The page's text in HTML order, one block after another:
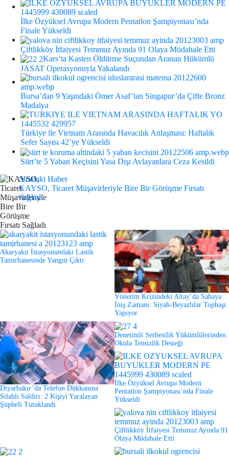
İlke Özyüksel Avrupa Modern Pentatlon Şampiyonası’nda
Finale Yükseldi
Çiftlikköy İtfaiyesi Temmuz Ayında 91 Olaya Müdahale Etti
Kars’ta Kasten Öldürme Suçundan Aranan Hükümlü
JASAT Operasyonuyla Yakalandı
Bursa’dan 9 Yaşındaki Ömer Asaf’tan Singapur’da Çifte Bronz
Madalya
Türkiye ile Vietnam Arasında Havacılık Anlaşması: Haftalık
Sefer Sayısı 42’ye Yükseldi
Siirt’te 5 Yaban Keçisini Yasa Dışı Avlayanlara Ceza Kesildi
Sıradaki Haber
KAYSO, Ticaret Müşavirleriyle Bire Bir Görüşme Fırsatı
Sağladı
Akaryakıt İstasyonundaki Lastik
Tamirhanesinde Yangın Çıktı
Yönetim Krizindeki Altay’da Sahaya
İniş Zamanı: Siyah-Beyazlılar Topbaşı
Yapıyor
Diyarbakır’da Telefon Dükkanına
Silahlı Saldırı: 2 Kişiyi Yaralayan
Şüpheli Tutuklandı
Denetimli Serbestlik Yükümlülerinden
Okula Temizlik Desteği
İlke Özyüksel Avrupa Modern
Pentatlon Şampiyonası’nda Finale
Yükseldi
Çiftlikköy İtfaiyesi Temmuz Ayında 91
Olaya Müdahale Etti